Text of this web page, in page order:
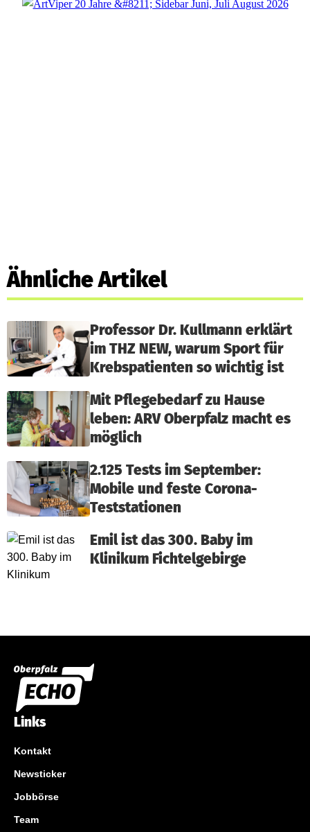
Ähnliche Artikel
Professor Dr. Kullmann erklärt
im THZ NEW, warum Sport für
Krebspatienten so wichtig ist
Mit Pflegebedarf zu Hause
leben: ARV Oberpfalz macht es
möglich
2.125 Tests im September:
Mobile und feste Corona-
Teststationen
Emil ist das 300. Baby im
Klinikum Fichtelgebirge
Links
Kontakt
Newsticker
Jobbörse
Team